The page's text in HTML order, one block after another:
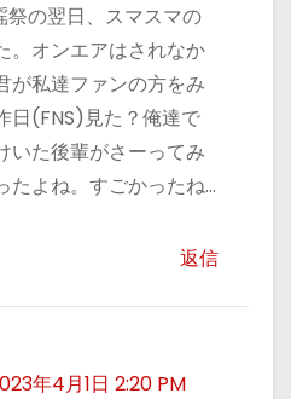
祭の翌日、スマスマの
。オンエアはされなか
が私達ファンの方をみ
日(FNS)見た？俺達で
いた後輩がさーってみ
たよね。すごかったね…
返信
年4月1日 2:20 PM